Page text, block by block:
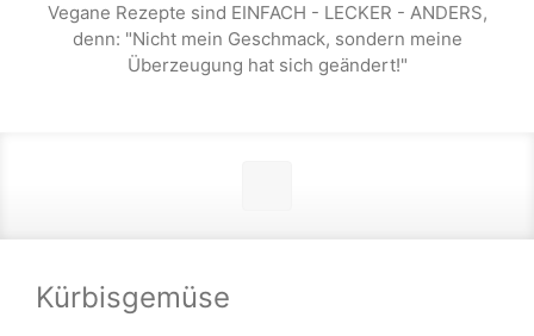
Vegane Rezepte sind EINFACH - LECKER - ANDERS,
denn: "Nicht mein Geschmack, sondern meine
Überzeugung hat sich geändert!"
Kürbisgemüse